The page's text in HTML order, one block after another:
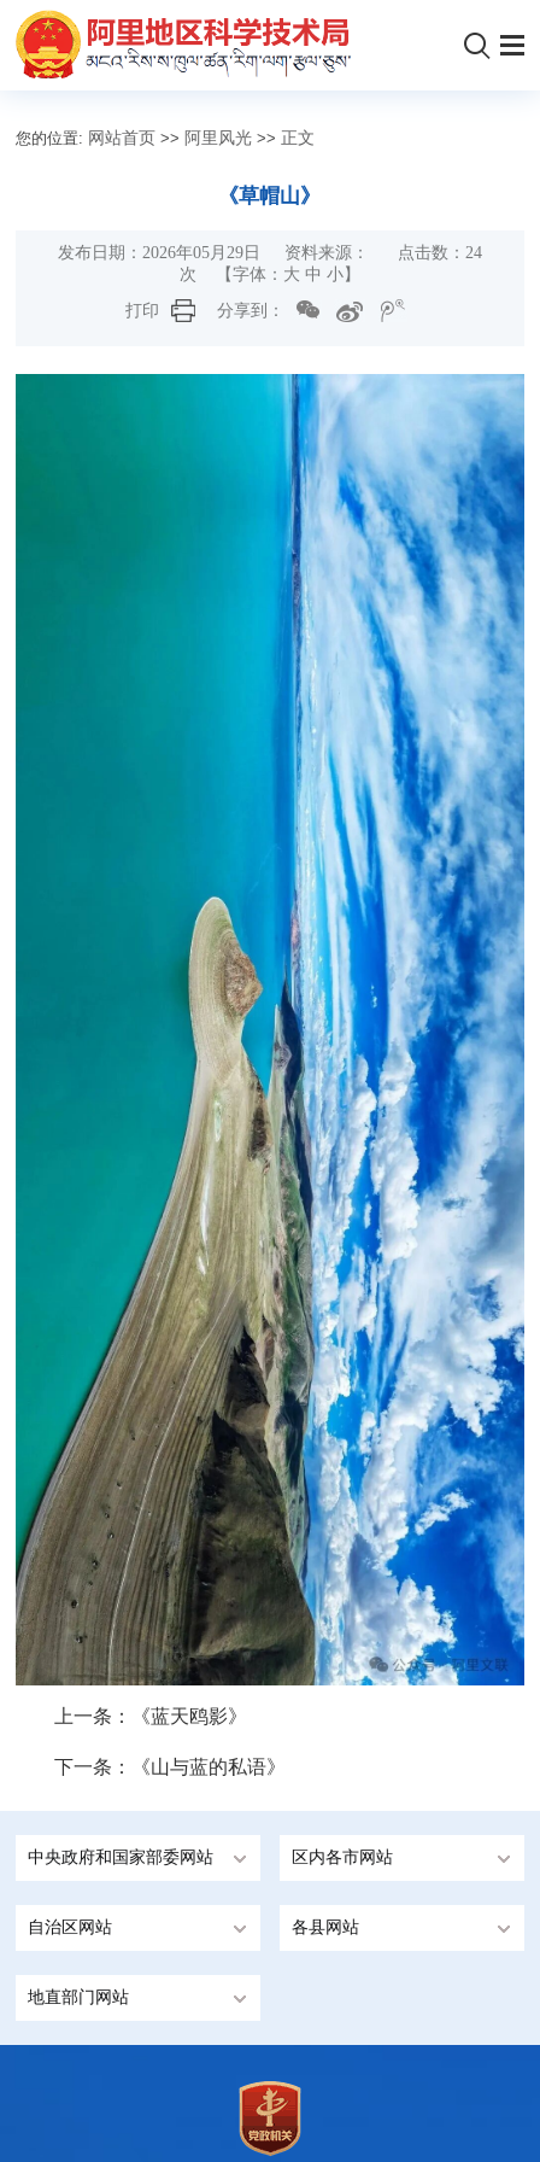
您的位置: 网站首页 >> 阿里风光 >> 正文
《草帽山》
发布日期：2026年05月29日 资料来源： 点击数： 24
次
【字体： 大 中 小】
打印
分享到：
上一条： 《蓝天鸥影》
下一条： 《山与蓝的私语》
中央政府和国家部委网站 区内各市网站
自治区网站 各县网站
地直部门网站